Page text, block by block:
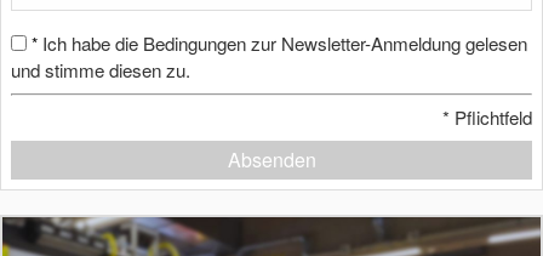
* Ich habe die Bedingungen zur Newsletter-Anmeldung gelesen
und stimme diesen zu.
* Pflichtfeld
Absenden